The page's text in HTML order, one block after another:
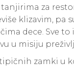
za
klizavim, pa
dece. Sve to
u misiju
zamki u